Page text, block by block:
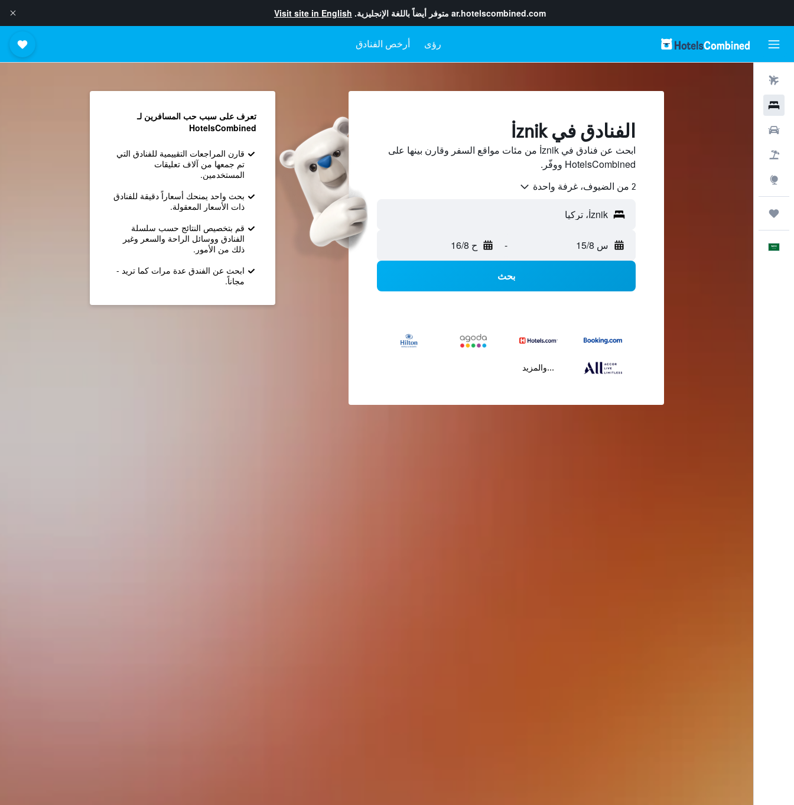
ar.hotelscombined.com متوفر أيضاً باللغة الإنجليزية. Visit site in English
رؤى أرخص الفنادق
الفنادق في İznik
ابحث عن فنادق في İznik من مئات مواقع السفر وقارن بينها على
HotelsCombined ووفّر.
2 من الضيوف، غرفة واحدة
س 15/8 - ح 16/8
بحث
...والمزيد
تعرف على سبب حب المسافرين لـ
HotelsCombined
قارن المراجعات التقييمية للفنادق التي
تم جمعها من آلاف تعليقات
المستخدمين.
بحث واحد يمنحك أسعاراً دقيقة للفنادق
ذات الأسعار المعقولة.
قم بتخصيص النتائج حسب سلسلة
الفنادق ووسائل الراحة والسعر وغير
ذلك من الأمور.
ابحث عن الفندق عدة مرات كما تريد -
مجاناً.